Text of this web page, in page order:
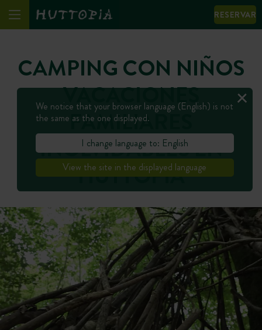
RESERVAR
CAMPING CON NIÑOS
VACACIONES
FAMILIARES
INOLVIDABLES EN
HUTTOPIA
We notice that your browser language (English) is not
the same as the one displayed.
I change language to: English
View the site in the displayed language